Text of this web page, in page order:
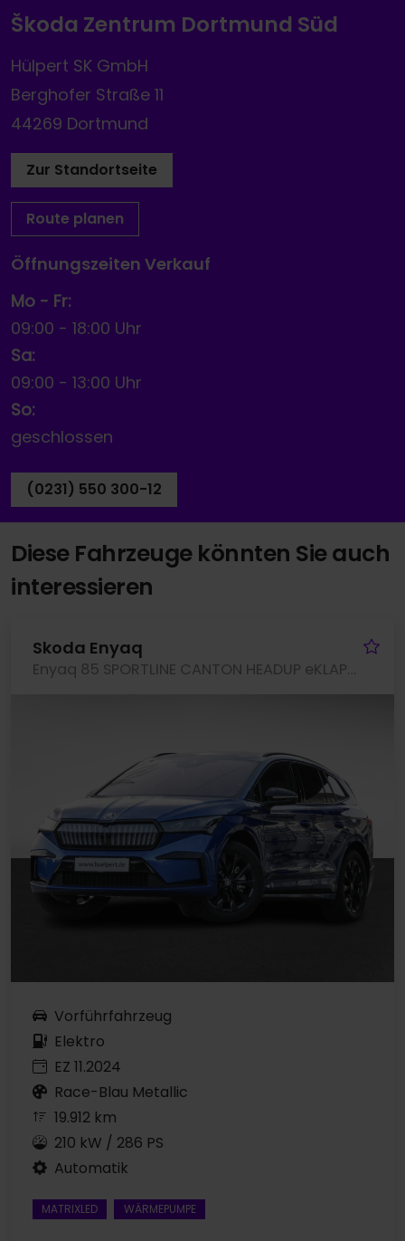
Škoda Zentrum Dortmund Süd
Hülpert SK GmbH
Berghofer Straße 11
44269 Dortmund
Zur Standortseite
Route planen
Öffnungszeiten Verkauf
Mo - Fr:
09:00 - 18:00 Uhr
Sa:
09:00 - 13:00 Uhr
So:
geschlossen
(0231) 550 300-12
Diese Fahrzeuge könnten Sie auch
interessieren
Skoda Enyaq
Enyaq 85 SPORTLINE CANTON HEADUP eKLAPPE KEYLESS
Vorführfahrzeug
Elektro
EZ 11.2024
Race-Blau Metallic
19.912 km
210 kW / 286 PS
Automatik
MATRIXLED WÄRMEPUMPE